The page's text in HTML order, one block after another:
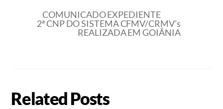
COMUNICADO EXPEDIENTE
2ª CNP DO SISTEMA CFMV/CRMV’s
REALIZADA EM GOIÂNIA
Related Posts